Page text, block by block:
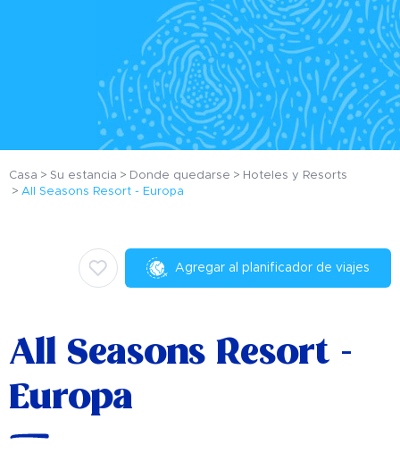
Casa Su estancia Donde quedarse
Hoteles y Resorts
All Seasons Resort - Europa
Agregar al planificador de viajes
All Seasons Resort -
Europa